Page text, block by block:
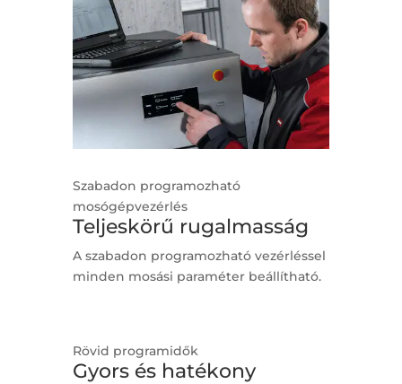
Szabadon programozható
mosógépvezérlés
Teljeskörű rugalmasság
A szabadon programozható vezérléssel
minden mosási paraméter beállítható.
Rövid programidők
Gyors és hatékony